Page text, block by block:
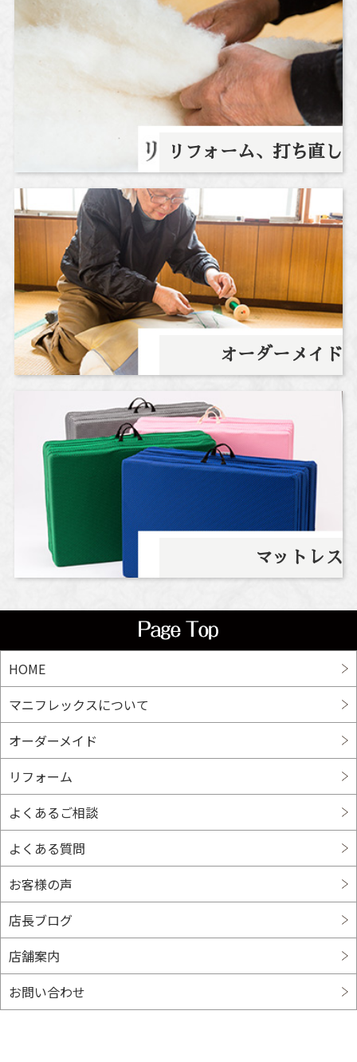
リフォーム、打ち直し
オーダーメイド
マットレス
HOME
マニフレックスについて
オーダーメイド
リフォーム
よくあるご相談
よくある質問
お客様の声
店長ブログ
店舗案内
お問い合わせ